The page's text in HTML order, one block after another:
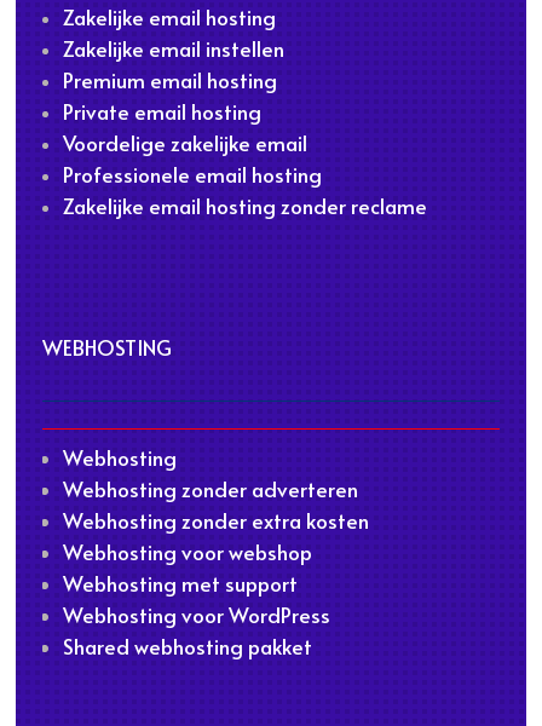
Zakelijke email hosting
Zakelijke email instellen
Premium email hosting
Private email hosting
Voordelige zakelijke email
Professionele email hosting
Zakelijke email hosting zonder reclame
WEBHOSTING
Webhosting
Webhosting zonder adverteren
Webhosting zonder extra kosten
Webhosting voor webshop
Webhosting met support
Webhosting voor WordPress
Shared webhosting pakket